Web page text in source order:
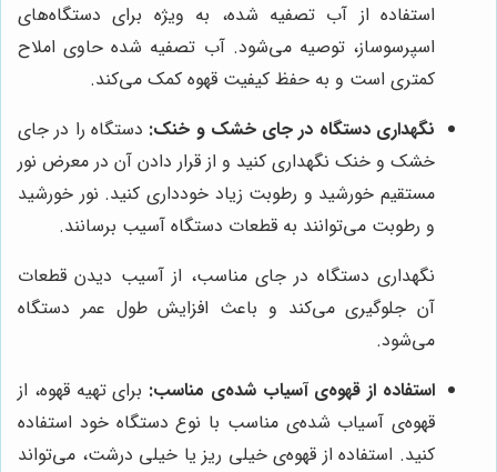
استفاده از آب تصفیه شده، به ویژه برای دستگاه‌های
اسپرسوساز، توصیه می‌شود. آب تصفیه شده حاوی املاح
کمتری است و به حفظ کیفیت قهوه کمک می‌کند.
نگهداری دستگاه در جای خشک و خنک: دستگاه را در جای
خشک و خنک نگهداری کنید و از قرار دادن آن در معرض نور
مستقیم خورشید و رطوبت زیاد خودداری کنید. نور خورشید
و رطوبت می‌توانند به قطعات دستگاه آسیب برسانند.
نگهداری دستگاه در جای مناسب، از آسیب دیدن قطعات
آن جلوگیری می‌کند و باعث افزایش طول عمر دستگاه
می‌شود.
استفاده از قهوه‌ی آسیاب شده‌ی مناسب: برای تهیه قهوه، از
قهوه‌ی آسیاب شده‌ی مناسب با نوع دستگاه خود استفاده
کنید. استفاده از قهوه‌ی خیلی ریز یا خیلی درشت، می‌تواند